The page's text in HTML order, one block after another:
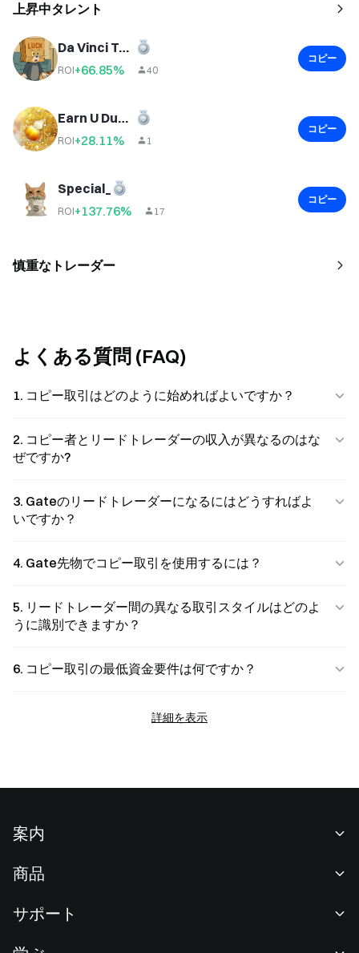
上昇中タレント
Da Vinci Turns Life Around
ROI+66.85% 40
コピー
Earn U Duoduo
ROI+28.11% 1
コピー
Special_
ROI+137.76% 17
コピー
慎重なトレーダー
よくある質問 (FAQ)
1. コピー取引はどのように始めればよいですか？
2. コピー者とリードトレーダーの収入が異なるのはな
ぜですか?
3. Gateのリードトレーダーになるにはどうすればよ
いですか？
4. Gate先物でコピー取引を使用するには？
5. リードトレーダー間の異なる取引スタイルはどのよ
うに識別できますか？
6. コピー取引の最低資金要件は何ですか？
詳細を表示
案内
ニュースルーム
F1 Oracle Red Bull Racing 公式スポンサー
商品
サポート